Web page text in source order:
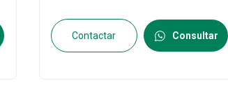
Contactar Consultar